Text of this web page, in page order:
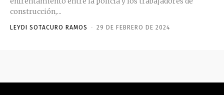
construcción,...
LEYDI SOTACURO RAMOS - 29 DE FEBRERO DE 2024